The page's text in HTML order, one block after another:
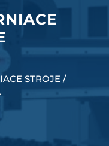
STROJE /